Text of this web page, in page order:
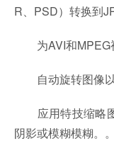
R、PSD）转换到
为AVI和MPEG
自动旋转图像以
应用特技缩略图
阴影或模糊模糊。。